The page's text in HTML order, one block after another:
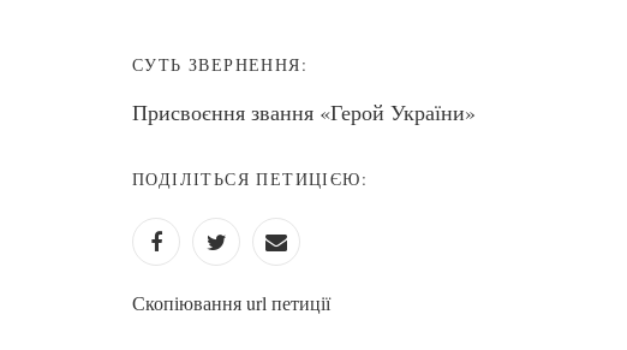
СУТЬ ЗВЕРНЕННЯ:
Присвоєння звання «Герой України»
ПОДІЛІТЬСЯ ПЕТИЦІЄЮ:
Скопіювання url петиції